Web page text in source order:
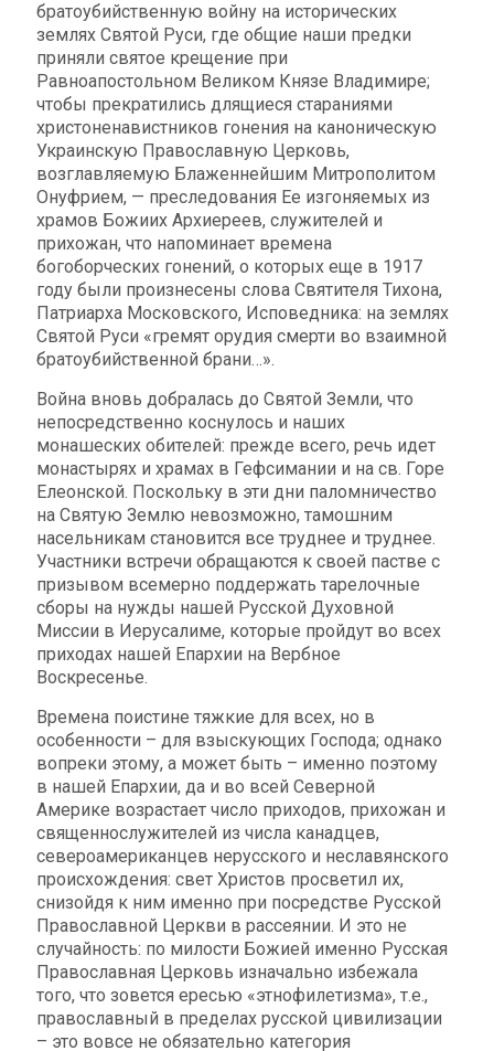
братоубийственную войну на исторических
землях Святой Руси, где общие наши предки
приняли святое крещение при
Равноапостольном Великом Князе Владимире;
чтобы прекратились длящиеся стараниями
христоненавистников гонения на каноническую
Украинскую Православную Церковь,
возглавляемую Блаженнейшим Митрополитом
Онуфрием, — преследования Ее изгоняемых из
храмов Божиих Архиереев, служителей и
прихожан, что напоминает времена
богоборческих гонений, о которых еще в 1917
году были произнесены слова Святителя Тихона,
Патриарха Московского, Исповедника: на землях
Святой Руси «гремят орудия смерти во взаимной
братоубийственной брани…».
Война вновь добралась до Святой Земли, что
непосредственно коснулось и наших
монашеских обителей: прежде всего, речь идет
монастырях и храмах в Гефсимании и на св. Горе
Елеонской. Поскольку в эти дни паломничество
на Святую Землю невозможно, тамошним
насельникам становится все труднее и труднее.
Участники встречи обращаются к своей пастве с
призывом всемерно поддержать тарелочные
сборы на нужды нашей Русской Духовной
Миссии в Иерусалиме, которые пройдут во всех
приходах нашей Епархии на Вербное
Воскресенье.
Времена поистине тяжкие для всех, но в
особенности – для взыскующих Господа; однако
вопреки этому, а может быть – именно поэтому
в нашей Епархии, да и во всей Северной
Америке возрастает число приходов, прихожан и
священнослужителей из числа канадцев,
североамериканцев нерусского и неславянского
происхождения: свет Христов просветил их,
снизойдя к ним именно при посредстве Русской
Православной Церкви в рассеянии. И это не
случайность: по милости Божией именно Русская
Православная Церковь изначально избежала
того, что зовется ересью «этнофилетизма», т.е.,
православный в пределах русской цивилизации
– это вовсе не обязательно категория